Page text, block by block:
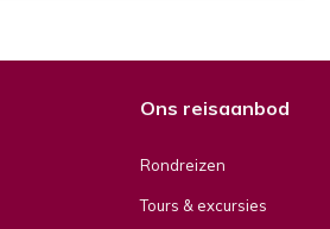
Ons reisaanbod
Rondreizen
Tours & excursies